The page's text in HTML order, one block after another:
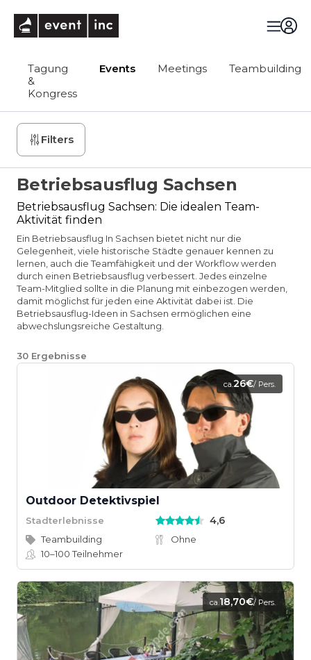
Tagung
&
Kongress
Events Meetings Teambuilding
Filters
Betriebsausflug Sachsen
Betriebsausflug Sachsen: Die idealen Team-
Aktivität finden
Ein Betriebsausflug In Sachsen bietet nicht nur die
Gelegenheit, viele historische Städte genauer kennen zu
lernen, auch die Teamfähigkeit und der Workflow werden
durch einen Betriebsausflug verbessert. Jedes einzelne
Team-Mitglied sollte in die Planung mit einbezogen werden,
damit möglichst für jeden eine Aktivität dabei ist. Die
Betriebsausflug-Ideen in Sachsen ermöglichen eine
abwechslungsreiche Gestaltung.
30 Ergebnisse
ca.26€/ Pers.
Outdoor Detektivspiel
Stadterlebnisse 4,6
Teambuilding
Ohne
10–100Teilnehmer
ca.18,70€/ Pers.